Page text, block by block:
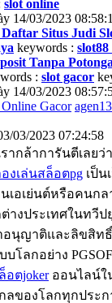
slot online
14/03/2023
Situs Judi
keywords :
Tanpa
: slot gacor
14/03/2023
Gacor
03/2023 07:24:58
ากล้าการันตีเลยว่
งเล่นสล็อตpg เป็
เอเย่นต์หรือคนกล
างประเทศในทวีป
อนุญาติและลิขสิท
โลกอย่าง
อตjokerออนไลน์ใ
ลของโลกทุกประก